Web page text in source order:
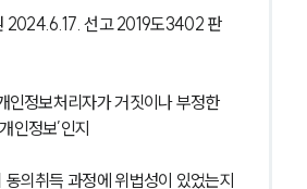
2024.6.17. 선고 2019도3402 판
인정보처리자가 거짓이나 부정한
인정보’인지
의취득 과정에 위법성이 있었는지